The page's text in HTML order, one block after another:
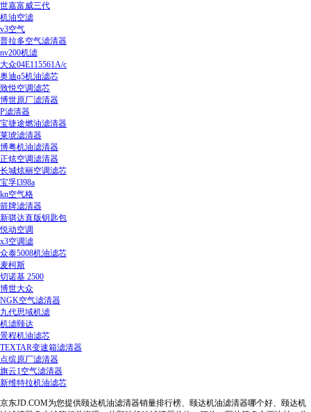
世嘉富威三代
机油空滤
v3空气
普拉多空气滤清器
nv200机滤
大众04E115561A/c
奥迪q5机油滤芯
致悦空调滤芯
博世原厂滤清器
P滤清器
宝捷途燃油滤清器
莱琥滤清器
博粤机油滤清器
正炫空调滤清器
长城炫丽空调滤芯
宝孚l398a
kn空气格
箭牌滤清器
新骐达直版钥匙包
悦动空调
x3空调滤
众泰5008机油滤芯
麦柯斯
切诺基 2500
博世大众
NGK空气滤清器
九代思域机滤
机滤颐达
景程机油滤芯
TEXTAR变速箱滤清器
点缤原厂滤清器
旗云1空气滤清器
新维特拉机油滤芯
京东JD.COM为您提供颐达机油滤清器销量排行榜、颐达机油滤清器哪个好、颐达机